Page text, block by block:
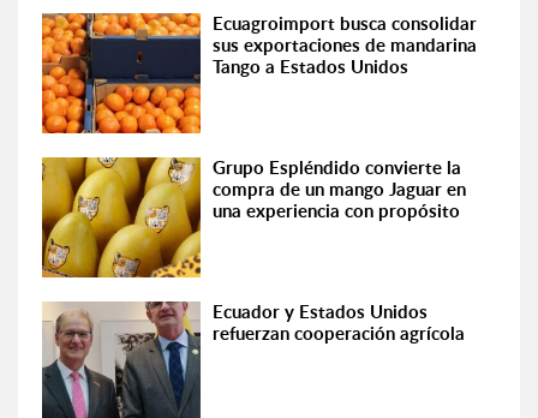
Ecuagroimport busca consolidar
sus exportaciones de mandarina
Tango a Estados Unidos
Grupo Espléndido convierte la
compra de un mango Jaguar en
una experiencia con propósito
Ecuador y Estados Unidos
refuerzan cooperación agrícola